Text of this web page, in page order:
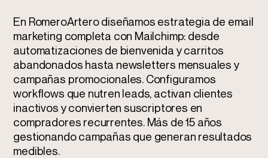
En RomeroArtero diseñamos estrategia de email
marketing completa con Mailchimp: desde
automatizaciones de bienvenida y carritos
abandonados hasta newsletters mensuales y
campañas promocionales. Configuramos
workflows que nutren leads, activan clientes
inactivos y convierten suscriptores en
compradores recurrentes. Más de 15 años
gestionando campañas que generan resultados
medibles.